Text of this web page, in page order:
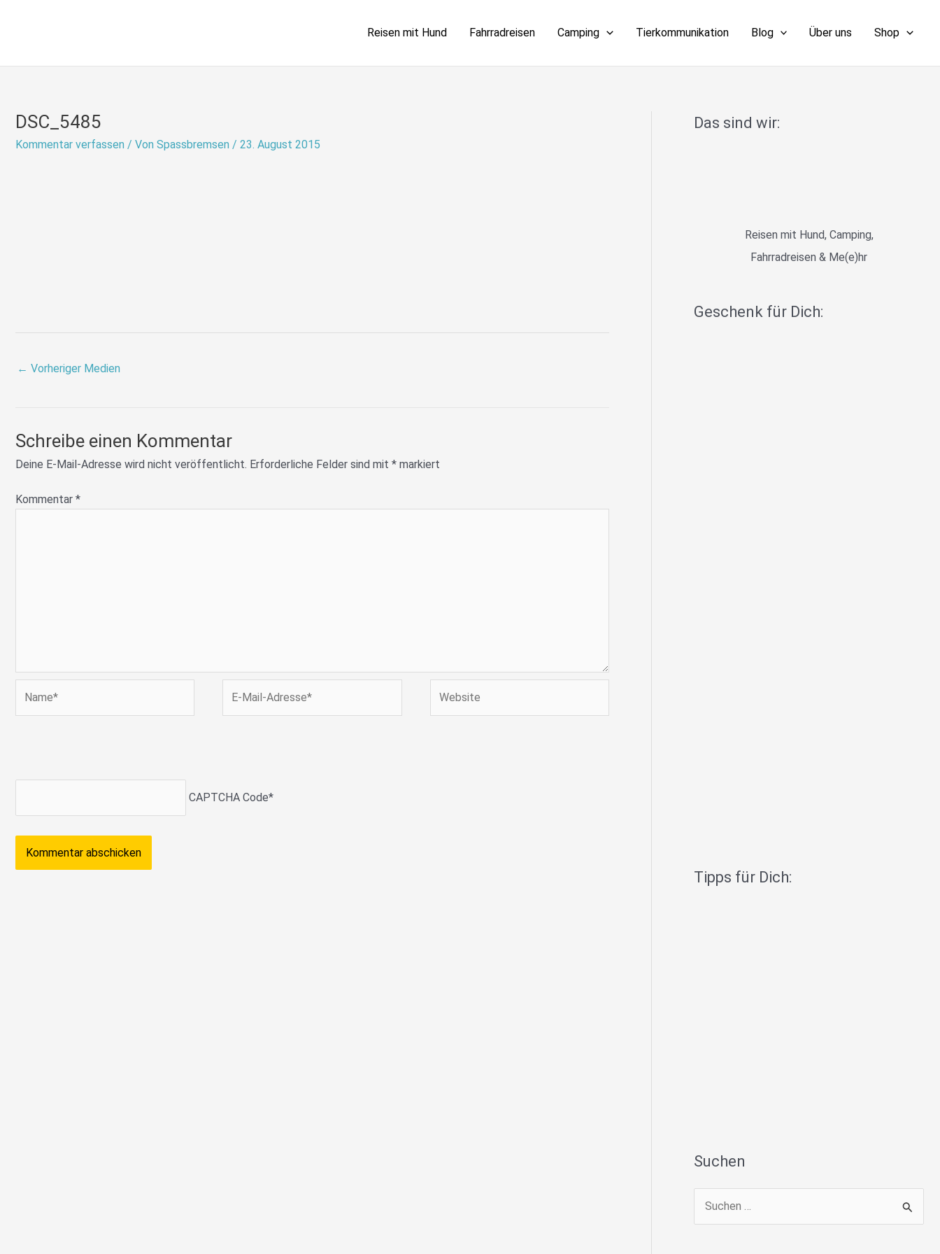
Reisen mit Hund Fahrradreisen Camping Tierkommunikation Blog Über uns Shop
DSC_5485
Kommentar verfassen / Von Spassbremsen / 23. August 2015
← Vorheriger Medien
Schreibe einen Kommentar
Deine E-Mail-Adresse wird nicht veröffentlicht. Erforderliche Felder sind mit * markiert
Kommentar *
Mail-
CAPTCHA Code*
Das sind wir:
Reisen mit Hund, Camping,
Fahrradreisen & Me(e)hr
Geschenk für Dich:
Tipps für Dich:
Suchen